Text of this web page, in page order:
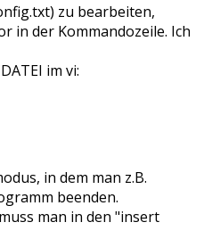
zu bearbeiten,
in der Kommandozeile. Ich
im vi:
in dem man z.B.
beenden.
man in den "insert